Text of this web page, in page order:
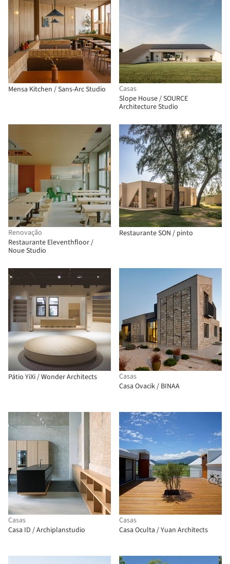
Mensa Kitchen / Sans-Arc Studio
Casas
Slope House / SOURCE
Architecture Studio
Renovação
Restaurante Eleventhfloor /
Noue Studio
Restaurante SON / pinto
Pátio YiXi / Wonder Architects
Casas
Casa Ovacik / BINAA
Casas
Casa ID / Archiplanstudio
Casas
Casa Oculta / Yuan Architects